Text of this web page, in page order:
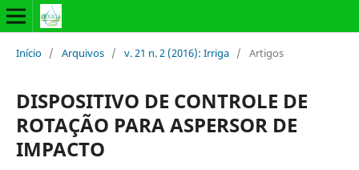
Início / Arquivos / v. 21 n. 2 (2016): Irriga / Artigos
DISPOSITIVO DE CONTROLE DE
ROTAÇÃO PARA ASPERSOR DE
IMPACTO